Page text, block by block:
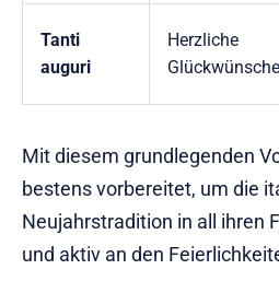
Tanti
auguri
Herzliche
Glückwünsche
Mit diesem grundlegenden
bestens vorbereitet, um die
Neujahrstradition in all ihren
und aktiv an den